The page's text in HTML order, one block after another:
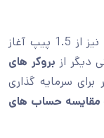
از آنجایی که اسپرد معاملاتی در این حساب نیز از 1.5 پیپ آغاز
دیگر از بروکر های
سرمایه گذاری
مقایسه حساب های